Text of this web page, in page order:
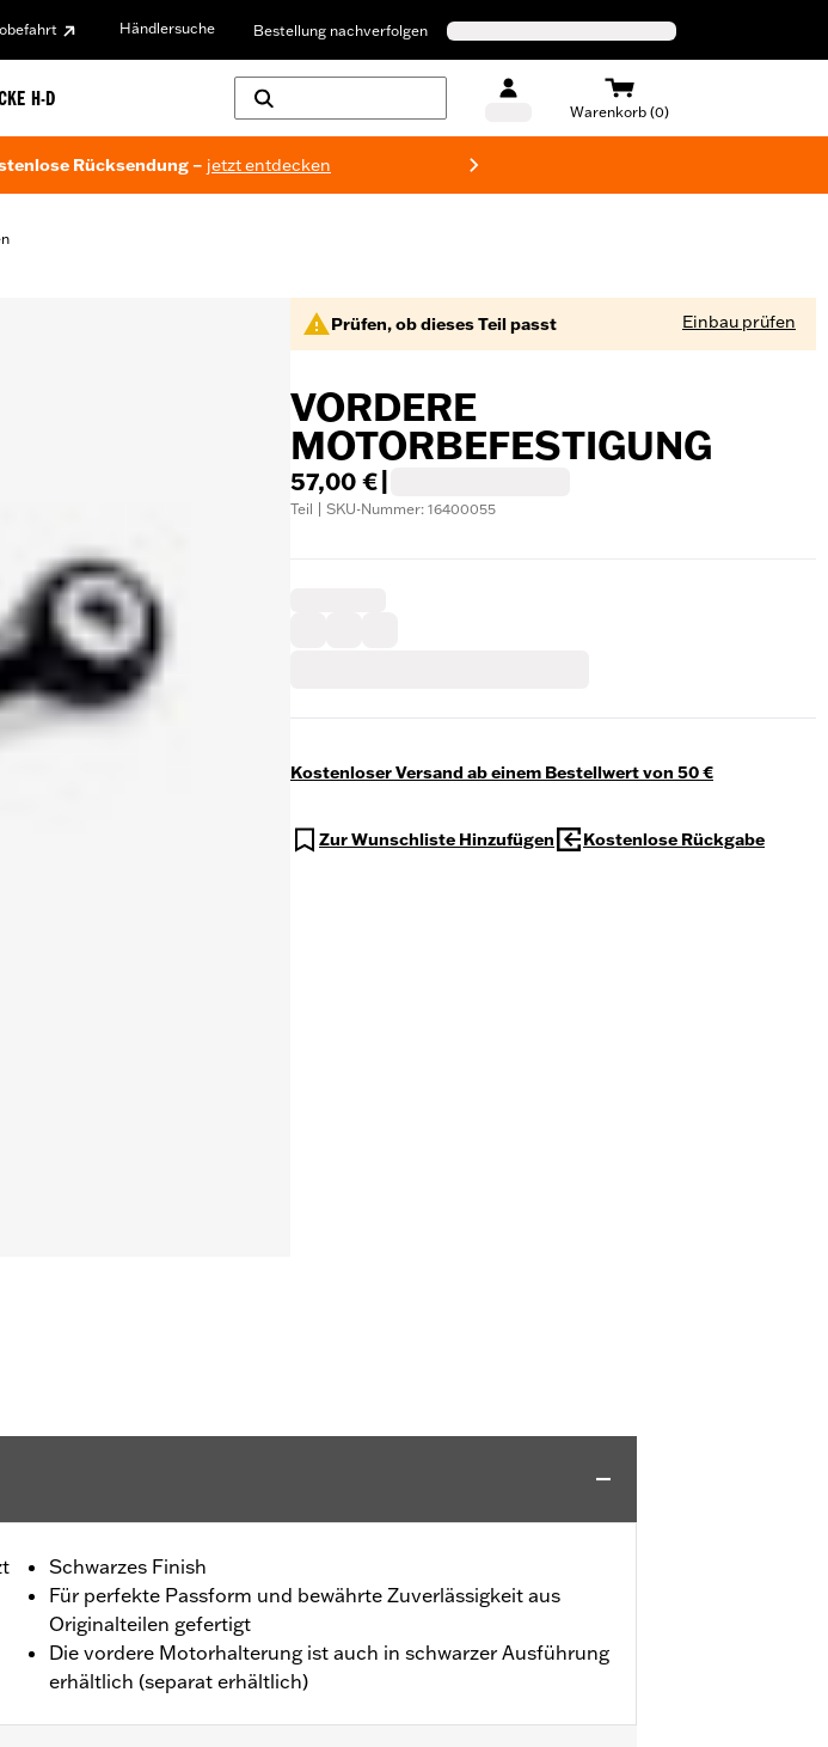
Händlersuche Bestellung nachverfolgen
H-D
Warenkorb (0)
Rücksendung – jetzt entdecken
Prüfen, ob dieses Teil passt Einbau prüfen
VORDERE
MOTORBEFESTIGUNG
57,00 €
Teil | SKU-Nummer: 16400055
Kostenloser Versand ab einem Bestellwert von 50 €
Zur Wunschliste Hinzufügen Kostenlose Rückgabe
Schwarzes Finish
Für perfekte Passform und bewährte Zuverlässigkeit aus
Originalteilen gefertigt
Die vordere Motorhalterung ist auch in schwarzer Ausführung
erhältlich (separat erhältlich)